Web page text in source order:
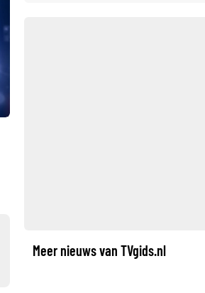
Meer nieuws van TVgids.nl